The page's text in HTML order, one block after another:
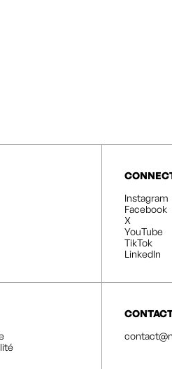
Instagram
Facebook
X
YouTube
TikTok
LinkedIn